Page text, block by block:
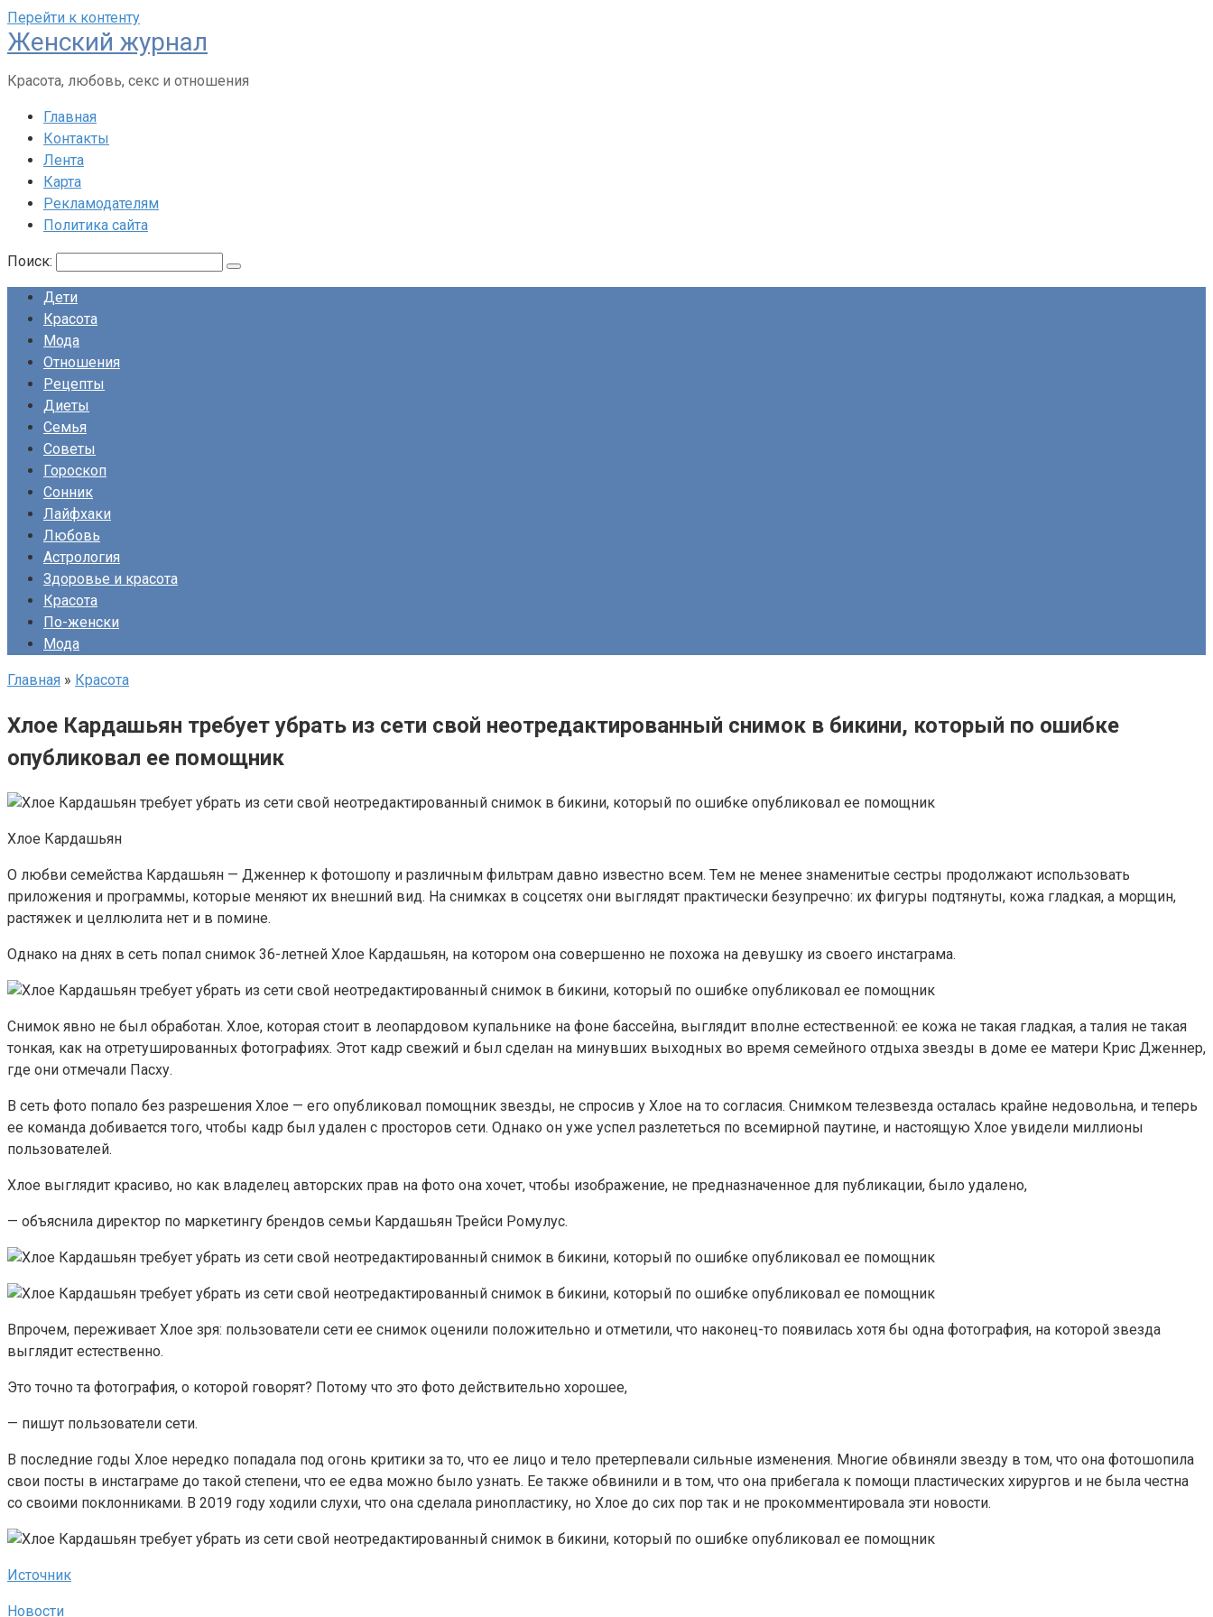
Перейти к контенту
Женский журнал
Красота, любовь, секс и отношения
Главная
Контакты
Лента
Карта
Рекламодателям
Политика сайта
Поиск:
Дети
Красота
Мода
Отношения
Рецепты
Диеты
Семья
Советы
Гороскоп
Сонник
Лайфхаки
Любовь
Астрология
Здоровье и красота
Красота
По-женски
Мода
Главная » Красота
Хлое Кардашьян требует убрать из сети свой неотредактированный снимок в бикини, который по ошибке
опубликовал ее помощник
Хлое Кардашьян
О любви семейства Кардашьян — Дженнер к фотошопу и различным фильтрам давно известно всем. Тем не менее знаменитые сестры продолжают использовать
приложения и программы, которые меняют их внешний вид. На снимках в соцсетях они выглядят практически безупречно: их фигуры подтянуты, кожа гладкая, а морщин,
растяжек и целлюлита нет и в помине.
Однако на днях в сеть попал снимок 36-летней Хлое Кардашьян, на котором она совершенно не похожа на девушку из своего инстаграма.
Снимок явно не был обработан. Хлое, которая стоит в леопардовом купальнике на фоне бассейна, выглядит вполне естественной: ее кожа не такая гладкая, а талия не такая
тонкая, как на отретушированных фотографиях. Этот кадр свежий и был сделан на минувших выходных во время семейного отдыха звезды в доме ее матери Крис Дженнер,
где они отмечали Пасху.
В сеть фото попало без разрешения Хлое — его опубликовал помощник звезды, не спросив у Хлое на то согласия. Снимком телезвезда осталась крайне недовольна, и теперь
ее команда добивается того, чтобы кадр был удален с просторов сети. Однако он уже успел разлететься по всемирной паутине, и настоящую Хлое увидели миллионы
пользователей.
Хлое выглядит красиво, но как владелец авторских прав на фото она хочет, чтобы изображение, не предназначенное для публикации, было удалено,
— объяснила директор по маркетингу брендов семьи Кардашьян Трейси Ромулус.
Впрочем, переживает Хлое зря: пользователи сети ее снимок оценили положительно и отметили, что наконец-то появилась хотя бы одна фотография, на которой звезда
выглядит естественно.
Это точно та фотография, о которой говорят? Потому что это фото действительно хорошее,
— пишут пользователи сети.
В последние годы Хлое нередко попадала под огонь критики за то, что ее лицо и тело претерпевали сильные изменения. Многие обвиняли звезду в том, что она фотошопила
свои посты в инстаграме до такой степени, что ее едва можно было узнать. Ее также обвинили и в том, что она прибегала к помощи пластических хирургов и не была честна
со своими поклонниками. В 2019 году ходили слухи, что она сделала ринопластику, но Хлое до сих пор так и не прокомментировала эти новости.
Источник
Новости